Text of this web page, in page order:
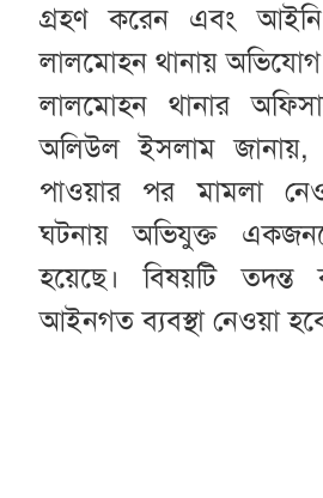
গ্রহণ করেন এবং আইনি
লালমোহন থানায় অভিযোগ
লালমোহন থানার
অলিউল ইসলাম জানায়,
পাওয়ার পর মামলা
ঘটনায় অভিযুক্ত
হয়েছে। বিষয়টি তদন্ত
আইনগত ব্যবস্থা নেওয়া